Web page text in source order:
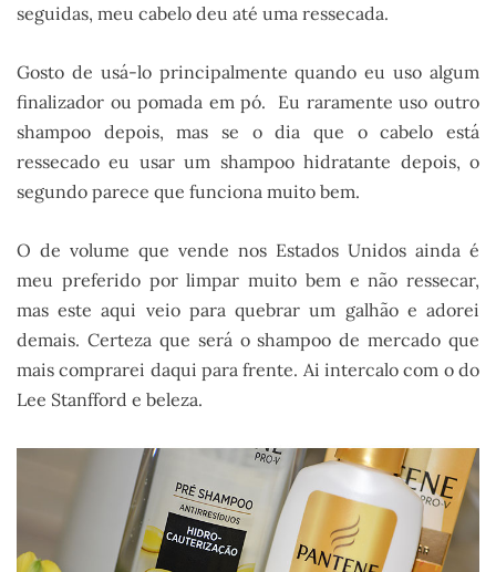
seguidas, meu cabelo deu até uma ressecada.
Gosto de usá-lo principalmente quando eu uso algum
finalizador ou pomada em pó. Eu raramente uso outro
shampoo depois, mas se o dia que o cabelo está
ressecado eu usar um shampoo hidratante depois, o
segundo parece que funciona muito bem.
O de volume que vende nos Estados Unidos ainda é
meu preferido por limpar muito bem e não ressecar,
mas este aqui veio para quebrar um galhão e adorei
demais. Certeza que será o shampoo de mercado que
mais comprarei daqui para frente. Ai intercalo com o do
Lee Stanfford e beleza.